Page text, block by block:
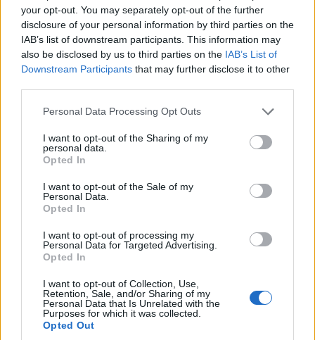
your opt-out. You may separately opt-out of the further
disclosure of your personal information by third parties on the
IAB’s list of downstream participants. This information may
also be disclosed by us to third parties on the IAB’s List of
Downstream Participants that may further disclose it to other
Personal Data Processing Opt Outs
I want to opt-out of the Sharing of my
personal data.
Opted In
I want to opt-out of the Sale of my
Personal Data.
Opted In
I want to opt-out of processing my
Personal Data for Targeted Advertising.
Opted In
I want to opt-out of Collection, Use,
Retention, Sale, and/or Sharing of my
Personal Data that Is Unrelated with the
Purposes for which it was collected.
Opted Out
Capacita Jovem de Poiares aproxima
Colheita de sangue regressa ao
Hospital Sousa Martins durante o mês
de agosto
DESTAQUES